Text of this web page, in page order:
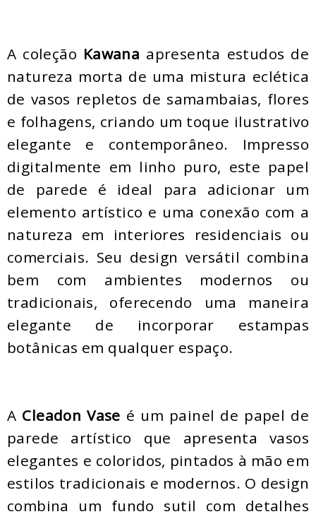
A coleção Kawana apresenta estudos de
natureza morta de uma mistura eclética
de vasos repletos de samambaias, flores
e folhagens, criando um toque ilustrativo
elegante e contemporâneo. Impresso
digitalmente em linho puro, este papel
de parede é ideal para adicionar um
elemento artístico e uma conexão com a
natureza em interiores residenciais ou
comerciais. Seu design versátil combina
bem com ambientes modernos ou
tradicionais, oferecendo uma maneira
elegante de incorporar estampas
botânicas em qualquer espaço.
A Cleadon Vase é um painel de papel de
parede artístico que apresenta vasos
elegantes e coloridos, pintados à mão em
estilos tradicionais e modernos. O design
combina um fundo sutil com detalhes